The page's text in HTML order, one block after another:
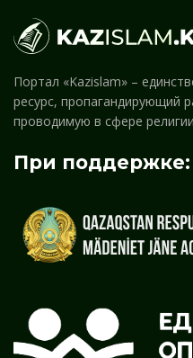
Портал «Kazislam» –
ресурс, пропагандирующий
проводимую в сфере
При поддержке: